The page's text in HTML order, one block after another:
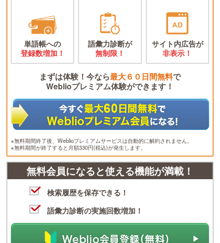
単語帳への
登録数増加！
語彙力診断が
無制限！
サイト内広告が
非表示！
まずは体験！今なら最大６０日間無料で
Weblioプレミアム体験ができます！
※無料期間終了後、Weblioプレミアムサービスは自動的に解約されません。
※無料期間が終了すると月額330円(税込)が発生します。
無料会員になると使える機能が満載！
検索履歴を保存できる！
語彙力診断の実施回数増加！